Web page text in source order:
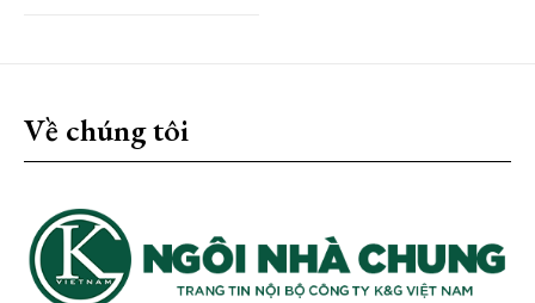
Về chúng tôi